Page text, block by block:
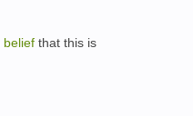
belief that this is